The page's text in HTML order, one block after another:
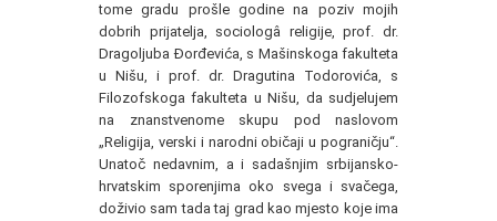
tome gradu prošle godine na poziv mojih
dobrih prijatelja, sociologâ religije, prof. dr.
Dragoljuba Đorđevića, s Mašinskoga fakulteta
u Nišu, i prof. dr. Dragutina Todorovića, s
Filozofskoga fakulteta u Nišu, da sudjelujem
na znanstvenome skupu pod naslovom
„Religija, verski i narodni običaji u pograničju“.
Unatoč nedavnim, a i sadašnjim srbijansko-
hrvatskim sporenjima oko svega i svačega,
doživio sam tada taj grad kao mjesto koje ima